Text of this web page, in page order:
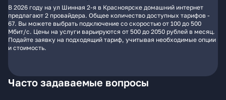
В 2026 году на ул Шинная 2-я в Красноярске домашний интернет
предлагают 2 провайдера. Общее количество доступных тарифов -
67. Вы можете выбрать подключение со скоростью от 100 до 500
Мбит/с. Цены на услуги варьируются от 500 до 2050 рублей в месяц.
Подайте заявку на подходящий тариф, учитывая необходимые опции
и стоимость.
Часто задаваемые вопросы